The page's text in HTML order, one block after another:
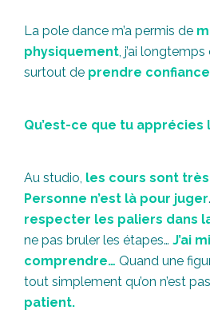
La pole dance m’a permis de
physiquement , j’ai
surtout de prendre
Qu’est-ce que tu apprécies
Au studio, les cours sont
Personne n’est là pour juger
respecter les paliers dans
ne pas bruler les étapes… J’ai
comprendre… Quand une
tout simplement qu’on n’est
patient.